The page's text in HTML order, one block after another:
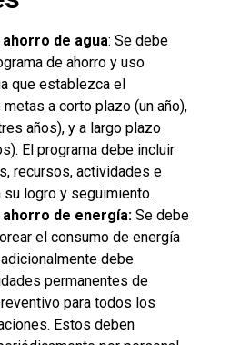
de agua: Se debe
de ahorro y uso
que establezca el
a corto plazo (un año),
años), y a largo plazo
El programa debe incluir
recursos, actividades e
su logro y seguimiento.
de energía: Se debe
el consumo de energía
debe
permanentes de
para todos los
Estos deben